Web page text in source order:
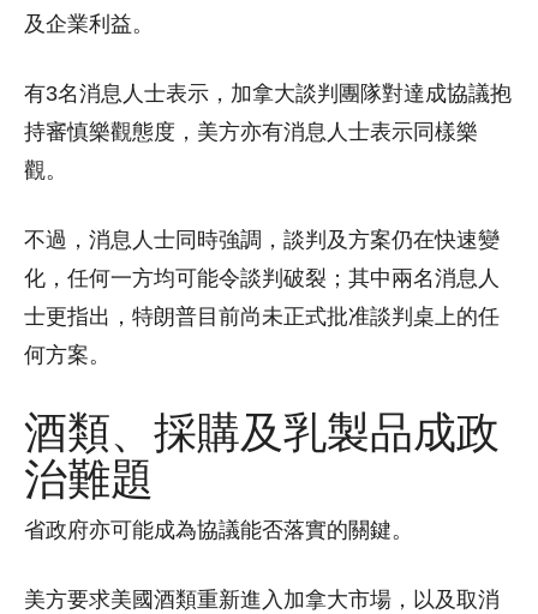
及企業利益。
有3名消息人士表示，加拿大談判團隊對達成協議抱
持審慎樂觀態度，美方亦有消息人士表示同樣樂
觀。
不過，消息人士同時強調，談判及方案仍在快速變
化，任何一方均可能令談判破裂；其中兩名消息人
士更指出，特朗普目前尚未正式批准談判桌上的任
何方案。
酒類、採購及乳製品成政
治難題
省政府亦可能成為協議能否落實的關鍵。
美方要求美國酒類重新進入加拿大市場，以及取消